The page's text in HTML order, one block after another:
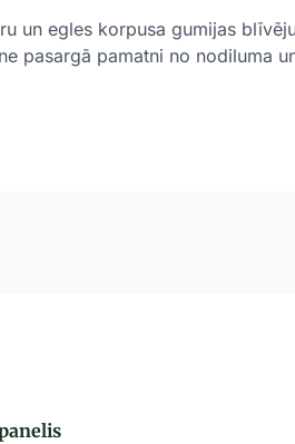
un egles korpusa gumijas
pasargā pamatni no nodiluma